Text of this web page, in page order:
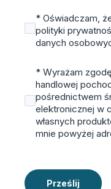
* Oświadczam,
polityki
danych
* Wyrażam
handlowej
pośrednictwem
elektronicznej w
własnych
mnie powyżej
Prześlij